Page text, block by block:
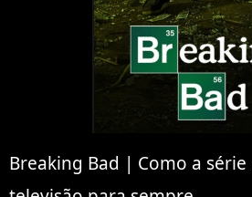
Breaking Bad | Como a